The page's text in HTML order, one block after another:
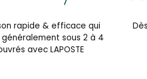
rapide & efficace qui
sous 2 à 4
avec LAPOSTE